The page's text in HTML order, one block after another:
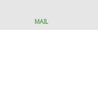
チェンジから約15
MAIL